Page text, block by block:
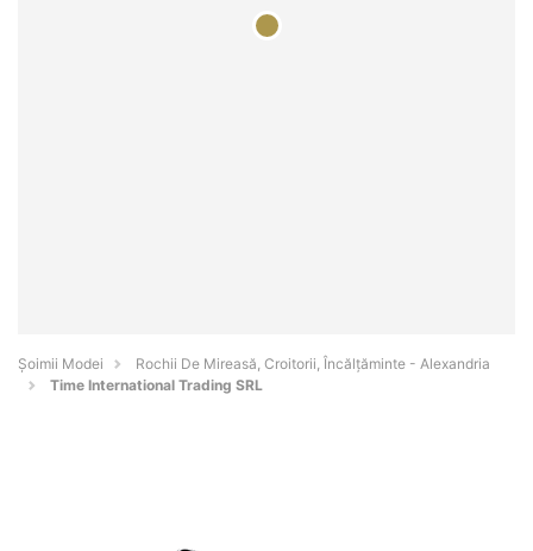
Șoimii Modei
Rochii De Mireasă, Croitorii, Încălțăminte - Alexandria
Time International Trading SRL